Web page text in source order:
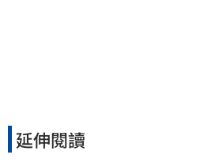
延伸閱讀